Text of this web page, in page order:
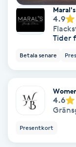
Käkledsbehandling
Kärlbehandling
Lashlift Keratin
4.9
Tider
Betala senare
4.6
Presentkort